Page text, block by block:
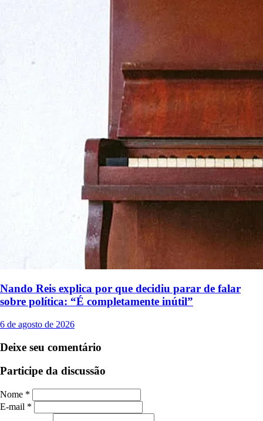
Nando Reis explica por que decidiu parar de falar
sobre política: “É completamente inútil”
6 de agosto de 2026
Deixe seu comentário
Participe da discussão
Nome *
E-mail *